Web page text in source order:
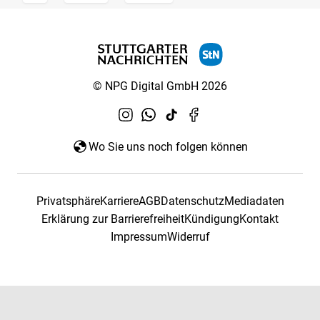
© NPG Digital GmbH 2026
Wo Sie uns noch folgen können
PrivatsphäreKarriereAGBDatenschutzMediadaten
Erklärung zur BarrierefreiheitKündigungKontakt
ImpressumWiderruf